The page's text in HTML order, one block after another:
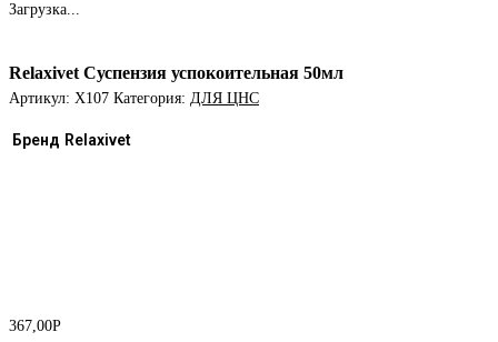
Загрузка...
Relaxivet Суспензия успокоительная 50мл
Артикул: Х107 Категория: ДЛЯ ЦНС
Бренд Relaxivet
367,00Р